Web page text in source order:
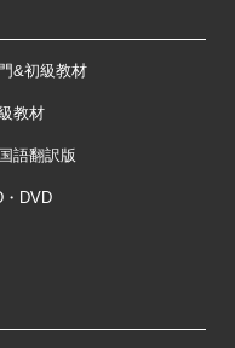
&初級教材
教材
語翻訳版
・DVD